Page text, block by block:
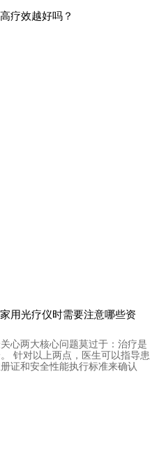
疗效越好吗？
用光疗仪时需要注意哪些资
心两大核心问题莫过于：治疗是
针对以上两点，医生可以指导患
证和安全性能执行标准来确认